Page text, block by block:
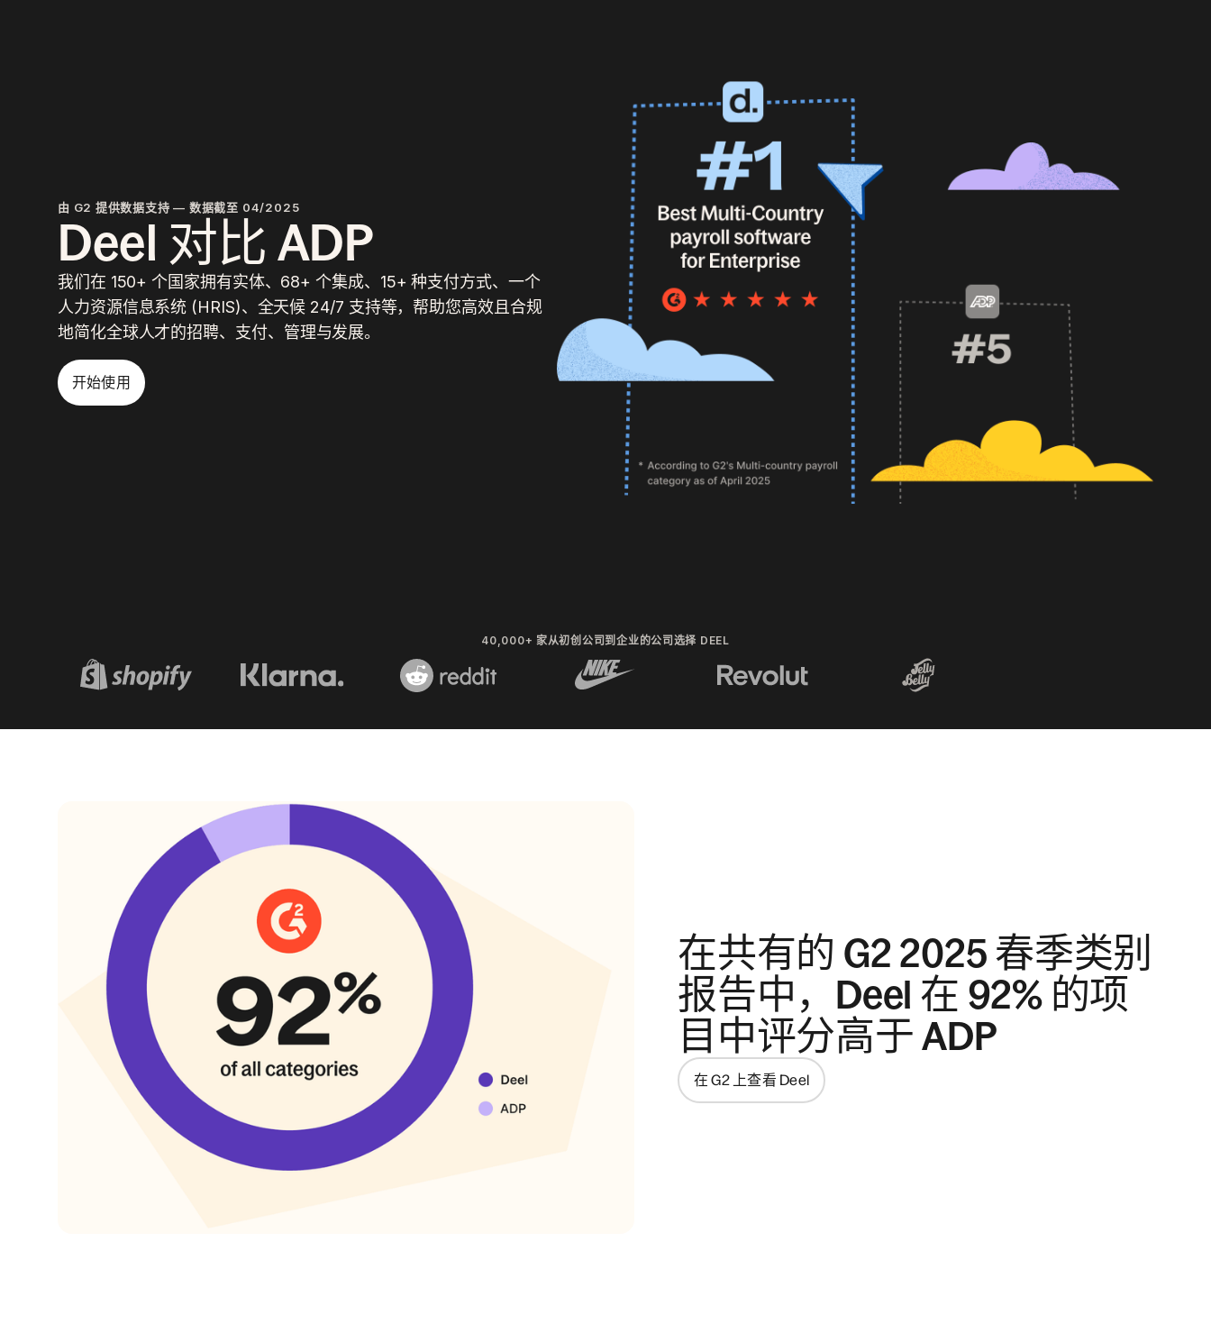
由 G2 提供数据支持 — 数据截至 04/2025
Deel 对比 ADP
我们在 150+ 个国家拥有实体、68+ 个集成、15+ 种支付方式、一个
人力资源信息系统 (HRIS)、全天候 24/7 支持等，帮助您高效且合规
地简化全球人才的招聘、支付、管理与发展。
开始使用
40,000+ 家从初创公司到企业的公司选择 DEEL
在共有的 G2 2025 春季类别
报告中，Deel 在 92% 的项
目中评分高于 ADP
在 G2 上查看 Deel